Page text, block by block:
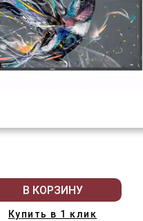
В КОРЗИНУ
Купить в 1 клик